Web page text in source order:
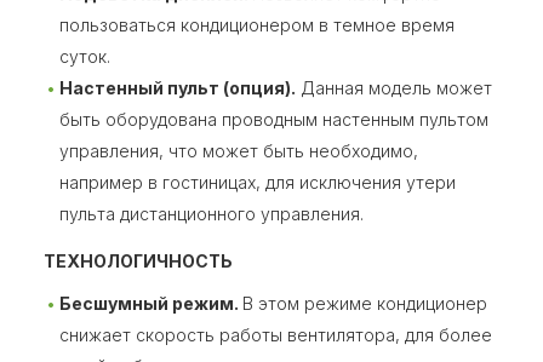
пользоваться кондиционером в темное время
суток.
Настенный пульт (опция). Данная модель может
быть оборудована проводным настенным пультом
управления, что может быть необходимо,
например в гостиницах, для исключения утери
пульта дистанционного управления.
ТЕХНОЛОГИЧНОСТЬ
Бесшумный режим. В этом режиме кондиционер
снижает скорость работы вентилятора, для более